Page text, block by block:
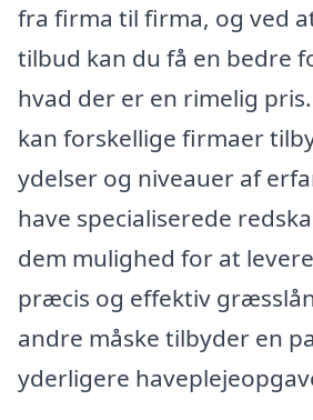
fra firma til firma, og ved
tilbud kan du få en bedre
hvad der er en rimelig
kan forskellige firmaer
ydelser og niveauer af
have specialiserede
dem mulighed for at
præcis og effektiv
andre måske tilbyder en
yderligere